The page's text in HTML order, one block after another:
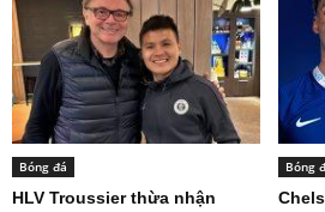
Bóng đá
HLV Troussier thừa nhận
Bóng